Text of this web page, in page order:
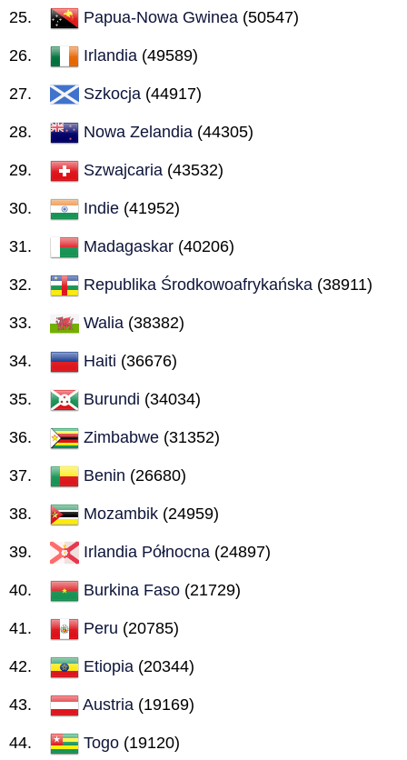
Papua-Nowa Gwinea (50547)
Irlandia (49589)
Szkocja (44917)
Nowa Zelandia (44305)
Szwajcaria (43532)
Indie (41952)
Madagaskar (40206)
Republika Środkowoafrykańska (38911)
Walia (38382)
Haiti (36676)
Burundi (34034)
Zimbabwe (31352)
Benin (26680)
Mozambik (24959)
Irlandia Północna (24897)
Burkina Faso (21729)
Peru (20785)
Etiopia (20344)
Austria (19169)
Togo (19120)